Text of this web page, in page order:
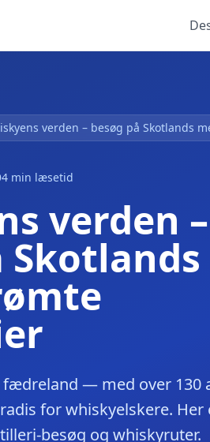
verden – besøg på Skotlands
4 min læsetid
verden –
Skotlands
fædreland — med over 130
for whiskyelskere. Her
besøg og whiskyruter.